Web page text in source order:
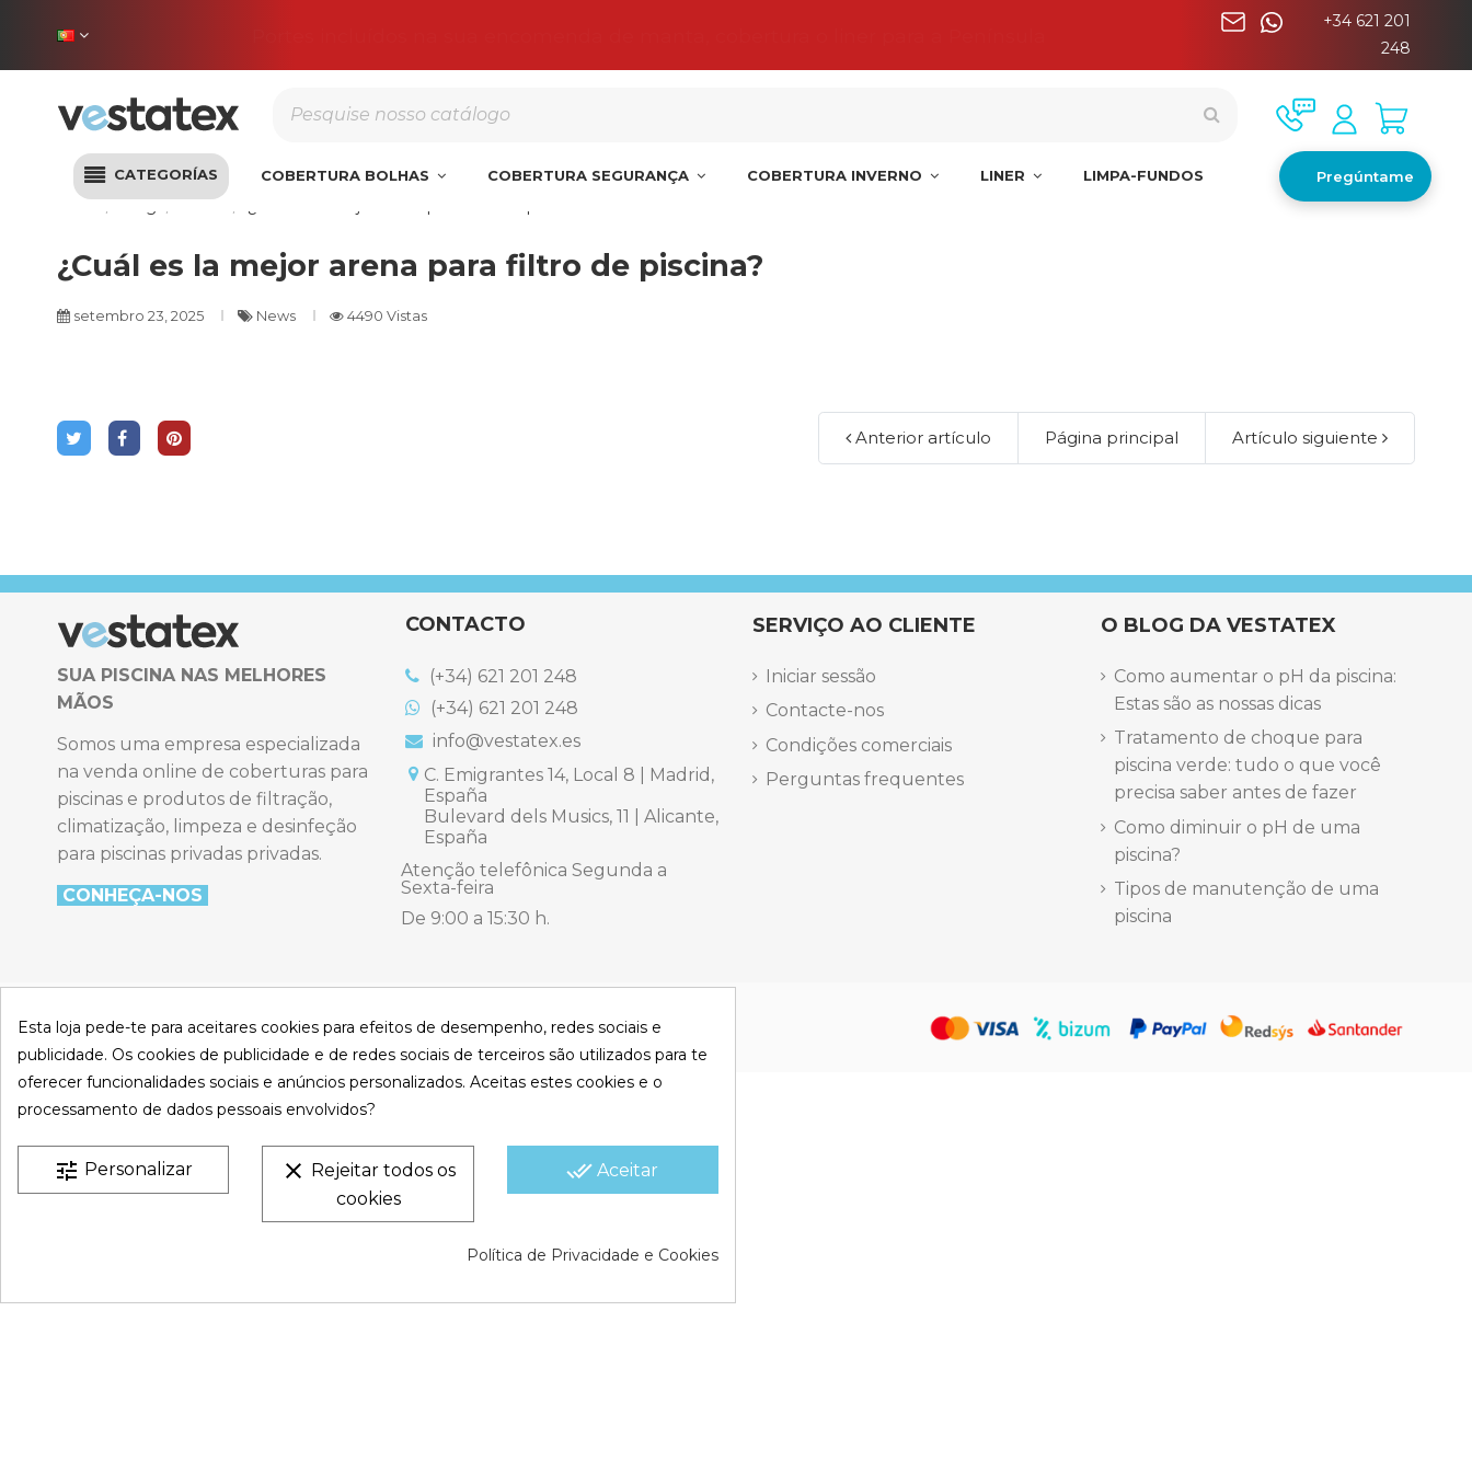
+34 621 201
248
CATEGORÍAS COBERTURA BOLHAS COBERTURA SEGURANÇA COBERTURA INVERNO LINER LIMPA-FUNDOS Pregúntame
Início Blog News
¿Cuál es la mejor arena para filtro de piscina?
setembro 23, 2025 News 4490 Vistas
Anterior artículo Página principal Artículo siguiente
SUA PISCINA NAS MELHORES
MÃOS
Somos uma empresa especializada
na venda online de coberturas para
piscinas e produtos de filtração,
climatização, limpeza e desinfeção
para piscinas privadas privadas.
CONHEÇA-NOS
CONTACTO
(+34) 621 201 248
(+34) 621 201 248
info@vestatex.es
C. Emigrantes 14, Local 8 | Madrid,
España
Bulevard dels Musics, 11 | Alicante,
España
Atenção telefônica Segunda a
Sexta-feira
De 9:00 a 15:30 h.
SERVIÇO AO CLIENTE
Iniciar sessão
Contacte-nos
Condições comerciais
Perguntas frequentes
O BLOG DA VESTATEX
Como aumentar o pH da piscina:
Estas são as nossas dicas
Tratamento de choque para
piscina verde: tudo o que você
precisa saber antes de fazer
Como diminuir o pH de uma
piscina?
Tipos de manutenção de uma
piscina
Privacidade |
Esta loja pede-te para aceitares cookies para efeitos de desempenho, redes sociais e
publicidade. Os cookies de publicidade e de redes sociais de terceiros são utilizados para te
oferecer funcionalidades sociais e anúncios personalizados. Aceitas estes cookies e o
processamento de dados pessoais envolvidos?
done_all Aceitar
clear Rejeitar todos os
cookies
tune Personalizar
Política de Privacidade e Cookies